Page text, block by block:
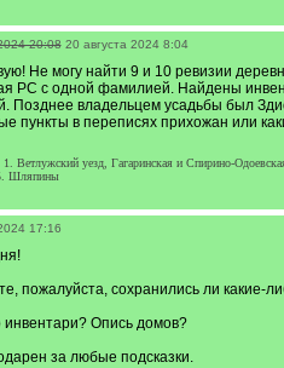
20:08 20 августа 2024 8:04
Не могу найти 9 и 10 ревизии
РС с одной фамилией. Найдены
Позднее владельцем усадьбы был
пункты в переписях прихожан или
1. Ветлужский уезд, Гагаринская и Спирино-
Шляпины
17:16
пожалуйста, сохранились ли какие-
инвентари? Опись домов?
за любые подсказки.